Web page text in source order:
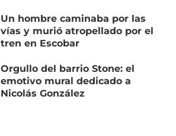
Un hombre caminaba por las
vías y murió atropellado por el
tren en Escobar
Orgullo del barrio Stone: el
emotivo mural dedicado a
Nicolás González